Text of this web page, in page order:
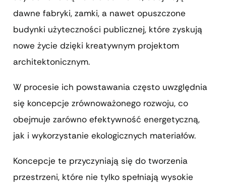
dawne fabryki, zamki, a nawet opuszczone
budynki użyteczności publicznej, które zyskują
nowe życie dzięki kreatywnym projektom
architektonicznym.
W procesie ich powstawania często uwzględnia
się koncepcje zrównoważonego rozwoju, co
obejmuje zarówno efektywność energetyczną,
jak i wykorzystanie ekologicznych materiałów.
Koncepcje te przyczyniają się do tworzenia
przestrzeni, które nie tylko spełniają wysokie